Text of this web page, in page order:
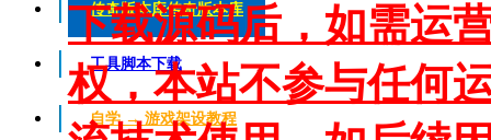
传奇版本库传奇版本库
工具脚本下载
自学 → 游戏架设教程
下载源码后，如需运
权，本站不参与任何